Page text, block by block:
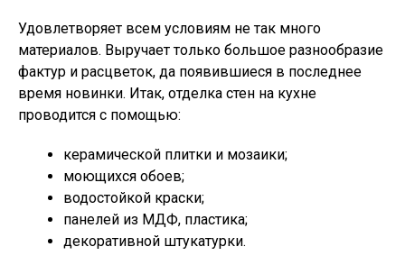
Удовлетворяет всем условиям не так много
материалов. Выручает только большое разнообразие
фактур и расцветок, да появившиеся в последнее
время новинки. Итак, отделка стен на кухне
проводится с помощью:
керамической плитки и мозаики;
моющихся обоев;
водостойкой краски;
панелей из МДФ, пластика;
декоративной штукатурки.